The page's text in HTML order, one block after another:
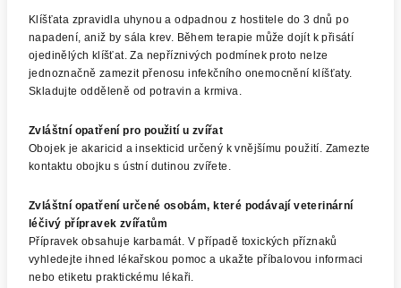
Klíšťata zpravidla uhynou a odpadnou z hostitele do 3 dnů po
napadení, aniž by sála krev. Během terapie může dojít k přisátí
ojedinělých klíšťat. Za nepříznivých podmínek proto nelze
jednoznačně zamezit přenosu infekčního onemocnění klíšťaty.
Skladujte odděleně od potravin a krmiva.
Zvláštní opatření pro použití u zvířat
Obojek je akaricid a insekticid určený k vnějšímu použití. Zamezte
kontaktu obojku s ústní dutinou zvířete.
Zvláštní opatření určené osobám, které podávají veterinární
léčivý přípravek zvířatům
Přípravek obsahuje karbamát. V případě toxických příznaků
vyhledejte ihned lékařskou pomoc a ukažte příbalovou informaci
nebo etiketu praktickému lékaři.